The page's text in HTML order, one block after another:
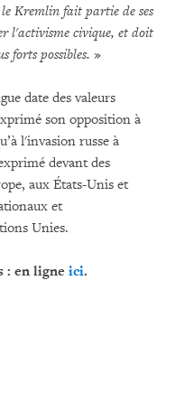
Kremlin fait partie de ses
l'activisme civique, et doit
forts possibles. »
date des valeurs
son opposition à
l'invasion russe à
devant des
aux États-Unis et
et
Unies.
: en ligne ici.